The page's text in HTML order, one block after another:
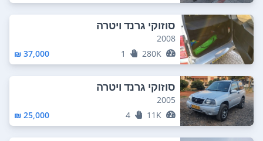
סוזוקי גרנד ויטרה
2008
280K
1
37,000 ₪
סוזוקי גרנד ויטרה
2005
11K
4
25,000 ₪